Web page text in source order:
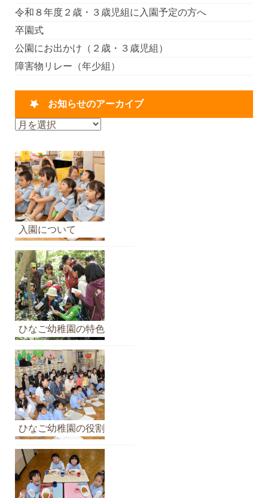
令和８年度２歳・３歳児組に入園予定の方へ
卒園式
公園にお出かけ（２歳・３歳児組）
障害物リレー（年少組）
お知らせのアーカイブ
お
ら
せ
の
ア
ー
カ
イ
ブ
入園について
ひなご幼稚園の特色
ひなご幼稚園の役割